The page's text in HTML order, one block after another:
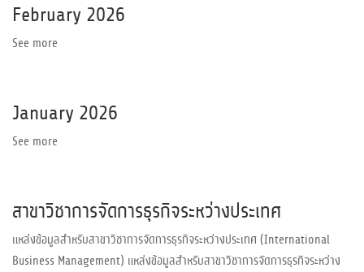
February 2026
See more
January 2026
See more
สาขาวิชาการจัดการธุรกิจระหว่างประเทศ
แหล่งข้อมูลสำหรับสาขาวิชาการจัดการธุรกิจระหว่างประเทศ (International
Business Management) แหล่งข้อมูลสำหรับสาขาวิชาการจัดการธุรกิจระหว่าง